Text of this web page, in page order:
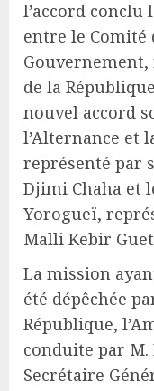
l’accord conclu
entre le Comité
de la
nouvel accord
l’Alternance et
représenté par
Djimi Chaha et
Yorogueï,
Malli Kebir
La mission
été dépêchée
République,
conduite par
Secrétaire